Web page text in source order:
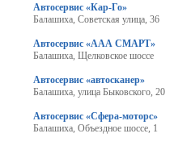
Автосервис «Кар-Го»
Балашиха, Советская улица, 36
Автосервис «ААА СМАРТ»
Балашиха, Щелковское шоссе
Автосервис «автосканер»
Балашиха, улица Быковского, 20
Автосервис «Сфера-моторс»
Балашиха, Объездное шоссе, 1